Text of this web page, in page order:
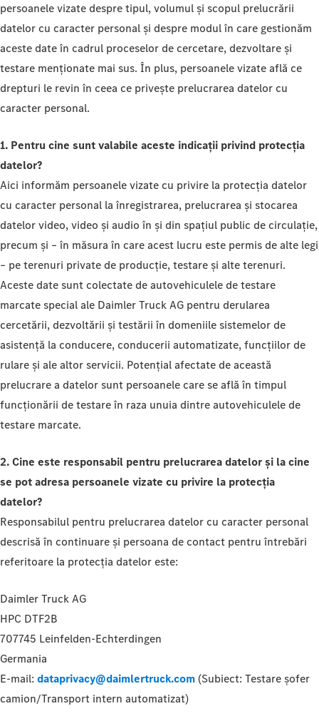
persoanele vizate despre tipul, volumul și scopul prelucrării
datelor cu caracter personal și despre modul în care gestionăm
aceste date în cadrul proceselor de cercetare, dezvoltare și
testare menționate mai sus. În plus, persoanele vizate află ce
drepturi le revin în ceea ce privește prelucrarea datelor cu
caracter personal.
1. Pentru cine sunt valabile aceste indicații privind protecția
datelor?
Aici informăm persoanele vizate cu privire la protecția datelor
cu caracter personal la înregistrarea, prelucrarea și stocarea
datelor video, video și audio în și din spațiul public de circulație,
precum și – în măsura în care acest lucru este permis de alte legi
– pe terenuri private de producție, testare și alte terenuri.
Aceste date sunt colectate de autovehiculele de testare
marcate special ale Daimler Truck AG pentru derularea
cercetării, dezvoltării și testării în domeniile sistemelor de
asistență la conducere, conducerii automatizate, funcțiilor de
rulare și ale altor servicii. Potențial afectate de această
prelucrare a datelor sunt persoanele care se află în timpul
funcționării de testare în raza unuia dintre autovehiculele de
testare marcate.
2. Cine este responsabil pentru prelucrarea datelor și la cine
se pot adresa persoanele vizate cu privire la protecția
datelor?
Responsabilul pentru prelucrarea datelor cu caracter personal
descrisă în continuare și persoana de contact pentru întrebări
referitoare la protecția datelor este:
Daimler Truck AG
HPC DTF2B
707745 Leinfelden-Echterdingen
Germania
E-mail: dataprivacy@daimlertruck.com(Subiect: Testare șofer
camion/Transport intern automatizat)